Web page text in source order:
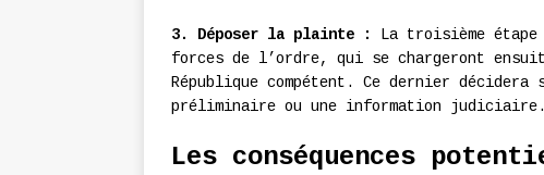
3. Déposer la plainte :
La troisième
forces de l’ordre, qui se chargeront
République compétent. Ce dernier
préliminaire ou une information judiciaire.
Les conséquences